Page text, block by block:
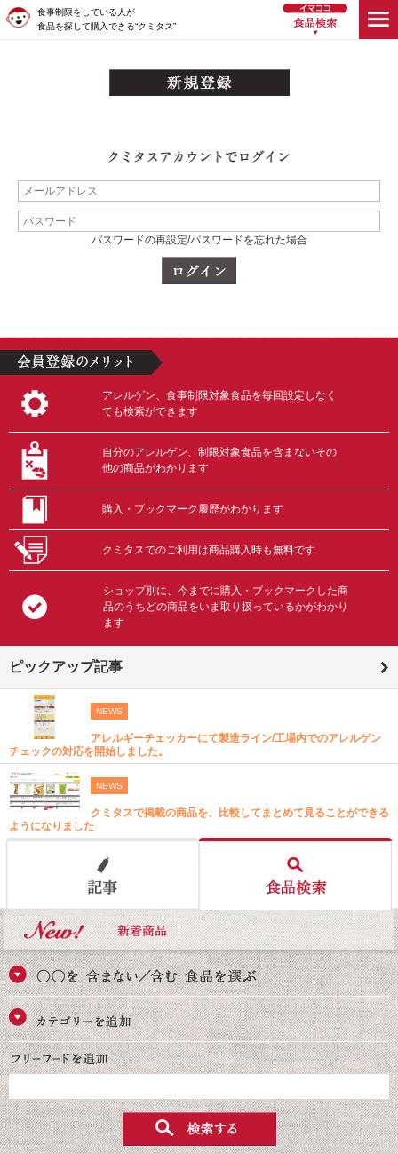
食事制限をしている人が
食品を探して購入できる“クミタス”
パスワードの再設定/パスワードを忘れた場合
アレルゲン、食事制限対象食品を毎回設定しなく
ても検索ができます
自分のアレルゲン、制限対象食品を含まないその
他の商品がわかります
購入・ブックマーク履歴がわかります
クミタスでのご利用は商品購入時も無料です
ショップ別に、今までに購入・ブックマークした商
品のうちどの商品をいま取り扱っているかがわかり
ます
ピックアップ記事
NEWS
アレルギーチェッカーにて製造ライン/工場内でのアレルゲン
チェックの対応を開始しました。
NEWS
クミタスで掲載の商品を、比較してまとめて見ることができる
ようになりました